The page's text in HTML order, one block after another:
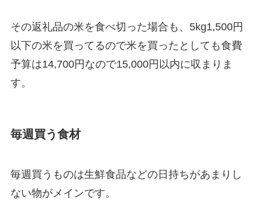
その返礼品の米を食べ切った場合も、5kg1,500円
以下の米を買ってるので米を買ったとしても食費
予算は14,700円なので15,000円以内に収まりま
す。
毎週買う食材
毎週買うものは生鮮食品などの日持ちがあまりし
ない物がメインです。